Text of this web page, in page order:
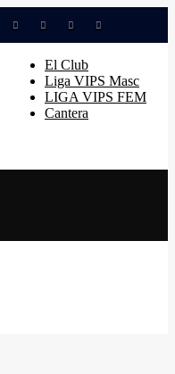
El Club
Liga VIPS Masc
LIGA VIPS FEM
Cantera